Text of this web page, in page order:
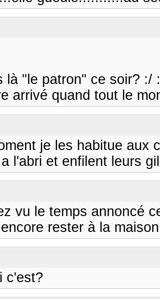
là "le patron" ce soir? :/
arrivé quand tout le
je les habitue aux
l'abri et enfilent leurs
vu le temps annoncé
rester à la
c'est?